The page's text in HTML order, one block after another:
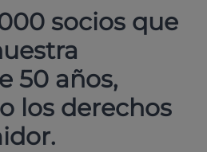
socios que
50 años,
los derechos